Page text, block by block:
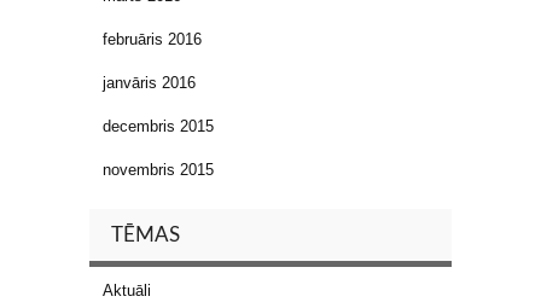
februāris 2016
janvāris 2016
decembris 2015
novembris 2015
TĒMAS
Aktuāli